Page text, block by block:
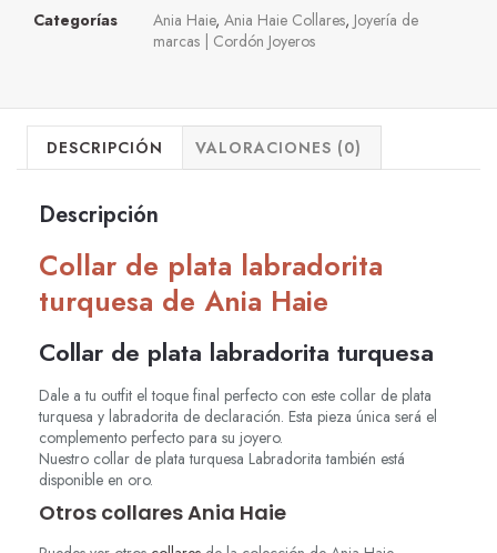
Categorías
Ania Haie, Ania Haie Collares, Joyería de
marcas | Cordón Joyeros
DESCRIPCIÓN VALORACIONES (0)
Descripción
Collar de plata labradorita
turquesa de Ania Haie
Collar de plata labradorita turquesa
Dale a tu outfit el toque final perfecto con este collar de plata
turquesa y labradorita de declaración. Esta pieza única será el
complemento perfecto para su joyero.
Nuestro collar de plata turquesa Labradorita también está
disponible en oro.
Otros collares Ania Haie